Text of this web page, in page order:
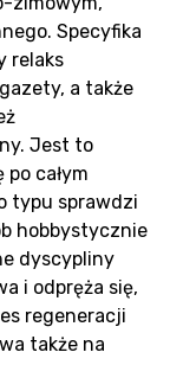
Specyfika
relaks
a także
Jest to
po całym
typu sprawdzi
hobbystycznie
dyscypliny
i odpręża się,
regeneracji
także na